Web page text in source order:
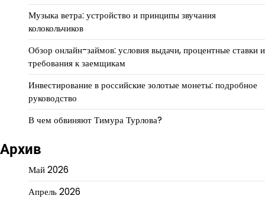
Музыка ветра: устройство и принципы звучания
колокольчиков
Обзор онлайн-займов: условия выдачи, процентные ставки и
требования к заемщикам
Инвестирование в российские золотые монеты: подробное
руководство
В чем обвиняют Тимура Турлова?
Архив
Май 2026
Апрель 2026